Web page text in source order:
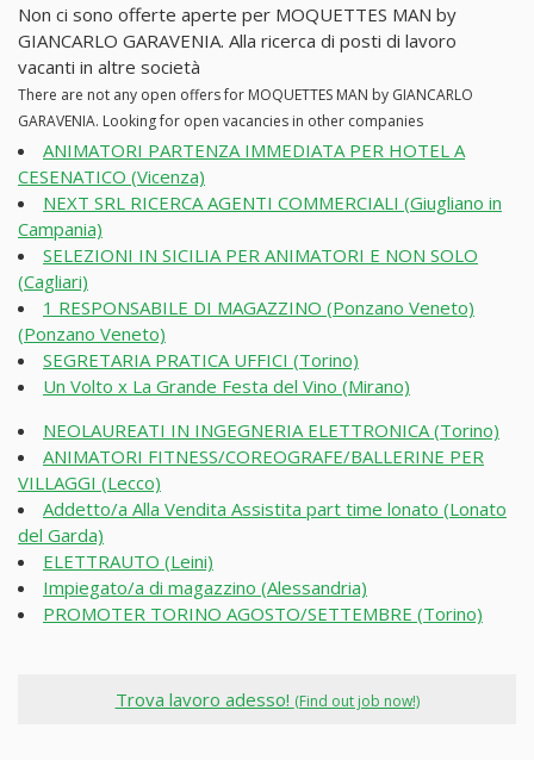
Non ci sono offerte aperte per MOQUETTES MAN by
GIANCARLO GARAVENIA. Alla ricerca di posti di lavoro
vacanti in altre società
There are not any open offers for MOQUETTES MAN by GIANCARLO
GARAVENIA. Looking for open vacancies in other companies
ANIMATORI PARTENZA IMMEDIATA PER HOTEL A
CESENATICO (Vicenza)
NEXT SRL RICERCA AGENTI COMMERCIALI (Giugliano in
Campania)
SELEZIONI IN SICILIA PER ANIMATORI E NON SOLO
(Cagliari)
1 RESPONSABILE DI MAGAZZINO (Ponzano Veneto)
(Ponzano Veneto)
SEGRETARIA PRATICA UFFICI (Torino)
Un Volto x La Grande Festa del Vino (Mirano)
NEOLAUREATI IN INGEGNERIA ELETTRONICA (Torino)
ANIMATORI FITNESS/COREOGRAFE/BALLERINE PER
VILLAGGI (Lecco)
Addetto/a Alla Vendita Assistita part time lonato (Lonato
del Garda)
ELETTRAUTO (Leini)
Impiegato/a di magazzino (Alessandria)
PROMOTER TORINO AGOSTO/SETTEMBRE (Torino)
Trova lavoro adesso! (Find out job now!)